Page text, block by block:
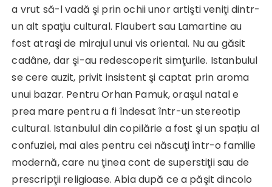
a vrut să-l vadă şi prin ochii unor artişti veniţi dintr-
un alt spaţiu cultural. Flaubert sau Lamartine au
fost atraşi de mirajul unui vis oriental. Nu au găsit
cadâne, dar şi-au redescoperit simţurile. Istanbulul
se cere auzit, privit insistent şi captat prin aroma
unui bazar. Pentru Orhan Pamuk, oraşul natal e
prea mare pentru a fi îndesat într-un stereotip
cultural. Istanbulul din copilărie a fost şi un spațiu al
confuziei, mai ales pentru cei născuţi într-o familie
modernă, care nu ţinea cont de superstiţii sau de
prescripţii religioase. Abia după ce a păşit dincolo